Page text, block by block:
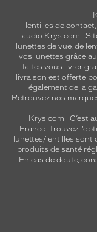
lentilles de contact,
audio Krys.com :
lunettes de vue, de
vos lunettes grâce
faites vous livrer
livraison est offerte
également de la
Retrouvez nos
Krys.com : C’est
France. Trouvez
lunettes/lentilles sont
produits de santé
En cas de doute,